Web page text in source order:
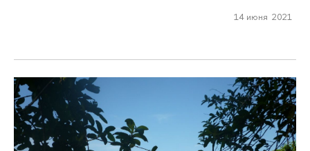
14 июня 2021